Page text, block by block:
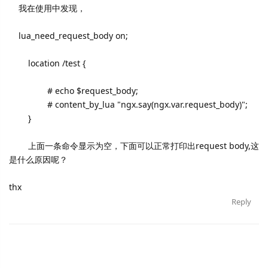
我在使用中发现，
lua_need_request_body on;
location /test {
# echo $request_body;
# content_by_lua "ngx.say(ngx.var.request_body)";
}
上面一条命令显示为空，下面可以正常打印出request body,这
是什么原因呢？
thx
Reply